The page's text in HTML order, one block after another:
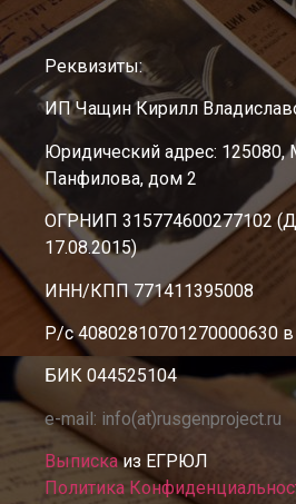
Реквизиты:
ИП Чащин Кирилл
Юридический адрес: 125080,
Панфилова, дом 2
ОГРНИП 315774600277102
17.08.2015)
ИНН/КПП 771411395008
Р/с 40802810701270000630
БИК 044525104
e-mail: info(at)rusgenproject.ru
Выпискаиз ЕГРЮЛ
Политика